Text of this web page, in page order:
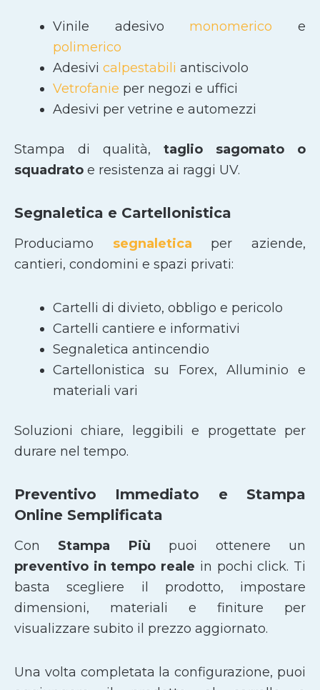
Vinile adesivo monomerico e
polimerico
Adesivi calpestabili antiscivolo
Vetrofanie per negozi e uffici
Adesivi per vetrine e automezzi
Stampa di qualità, taglio sagomato
o
squadrato e resistenza ai raggi UV.
Segnaletica e Cartellonistica
Produciamo segnaletica per aziende,
cantieri, condomini e spazi privati:
Cartelli di divieto, obbligo e pericolo
Cartelli cantiere e informativi
Segnaletica antincendio
Cartellonistica su Forex, Alluminio e
materiali vari
Soluzioni chiare, leggibili e progettate per
durare nel tempo.
Preventivo Immediato e Stampa
Online Semplificata
Con Stampa Più puoi ottenere un
preventivo in tempo reale in pochi click. Ti
basta scegliere il prodotto, impostare
dimensioni, materiali e finiture per
visualizzare subito il prezzo aggiornato.
Una volta completata la configurazione, puoi